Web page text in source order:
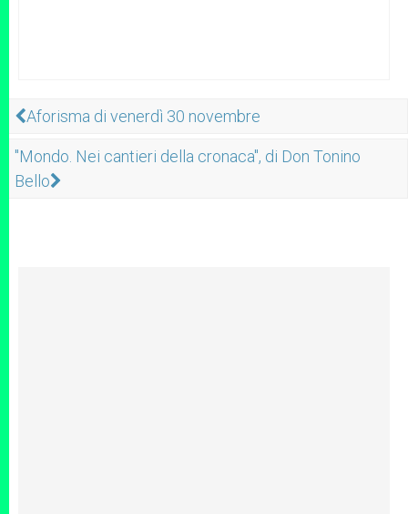
Aforisma di venerdì 30 novembre
"Mondo. Nei cantieri della cronaca", di Don Tonino
Bello